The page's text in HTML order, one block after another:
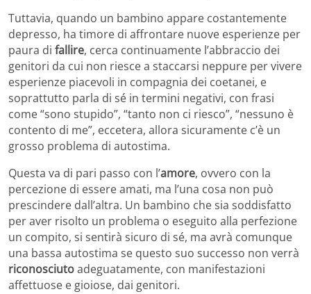
Tuttavia, quando un bambino appare costantemente
depresso, ha timore di affrontare nuove esperienze per
paura di fallire, cerca continuamente l’abbraccio dei
genitori da cui non riesce a staccarsi neppure per vivere
esperienze piacevoli in compagnia dei coetanei, e
soprattutto parla di sé in termini negativi, con frasi
come “sono stupido”, “tanto non ci riesco”, “nessuno è
contento di me”, eccetera, allora sicuramente c’è un
grosso problema di autostima.
Questa va di pari passo con l’amore, ovvero con la
percezione di essere amati, ma l’una cosa non può
prescindere dall’altra. Un bambino che sia soddisfatto
per aver risolto un problema o eseguito alla perfezione
un compito, si sentirà sicuro di sé, ma avrà comunque
una bassa autostima se questo suo successo non verrà
riconosciutoadeguatamente, con manifestazioni
affettuose e gioiose, dai genitori.